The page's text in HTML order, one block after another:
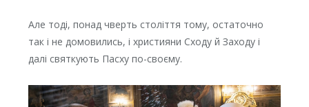
Але тоді, понад чверть століття тому, остаточно
так і не домовились, і християни Сходу й Заходу і
далі святкують Пасху по-своєму.